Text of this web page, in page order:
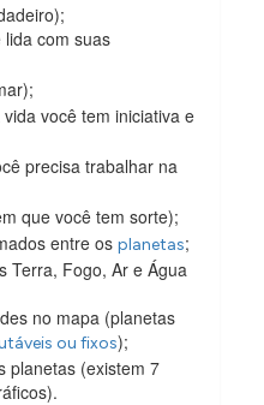
lida com suas
você tem iniciativa e
precisa trabalhar na
que você tem sorte);
entre osplanetas;
Terra, Fogo, Ar e Água
no mapa (planetas
​​ou fixos);
planetas (existem 7